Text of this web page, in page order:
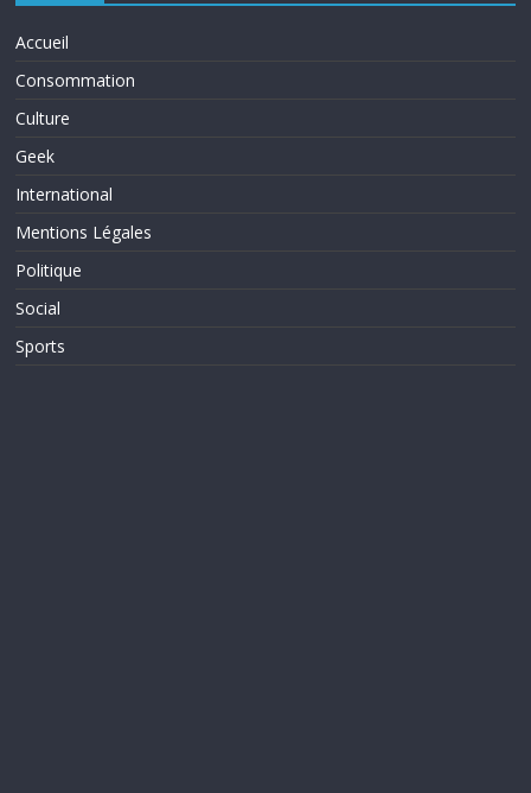
Accueil
Consommation
Culture
Geek
International
Mentions Légales
Politique
Social
Sports